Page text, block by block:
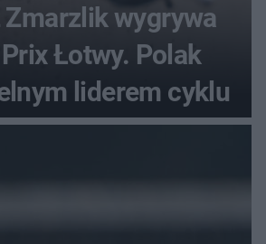
wygrywa
Łotwy. Polak
liderem cyklu